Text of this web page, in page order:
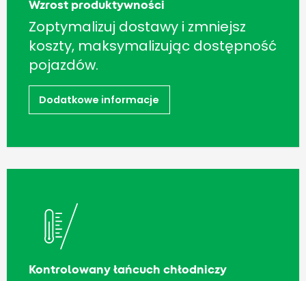
Wzrost produktywności
Zoptymalizuj dostawy i zmniejsz
koszty, maksymalizując dostępność
pojazdów.
Dodatkowe informacje
Kontrolowany łańcuch chłodniczy